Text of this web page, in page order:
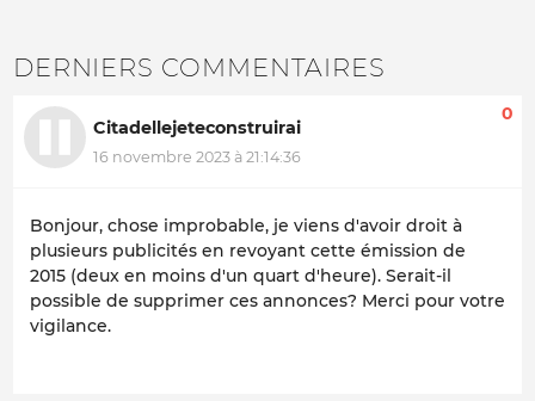
DERNIERS COMMENTAIRES
Citadellejeteconstruirai
16 novembre 2023 à 21:14:36
0
Bonjour, chose improbable, je viens d'avoir droit à
plusieurs publicités en revoyant cette émission de
2015 (deux en moins d'un quart d'heure). Serait-il
possible de supprimer ces annonces? Merci pour votre
vigilance.